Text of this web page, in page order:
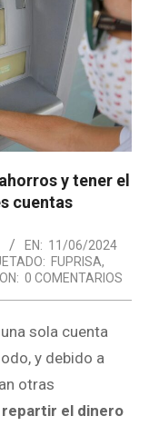
y tener el
cuentas
EN: 11/06/2024
FUPRISA,
0 COMENTARIOS
sola cuenta
y debido a
otras
repartir el dinero